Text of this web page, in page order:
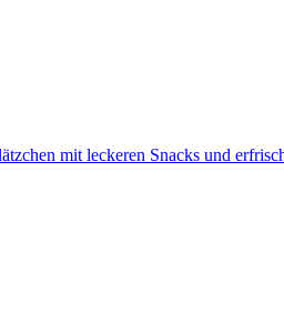
mit leckeren Snacks und